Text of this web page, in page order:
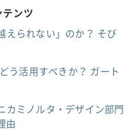
ンツ
えられない」のか？ そび
う活用すべきか？ ガート
ミノルタ・デザイン部門
由